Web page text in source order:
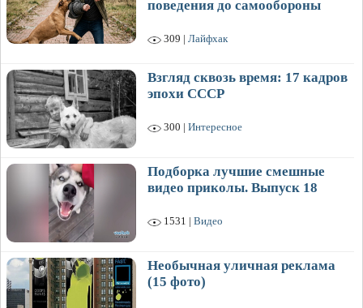
поведения до самообороны
309 | Лайфхак
Взгляд сквозь время: 17 кадров
эпохи СССР
300 | Интересное
Подборка лучшие смешные
видео приколы. Выпуск 18
1531 | Видео
Необычная уличная реклама
(15 фото)